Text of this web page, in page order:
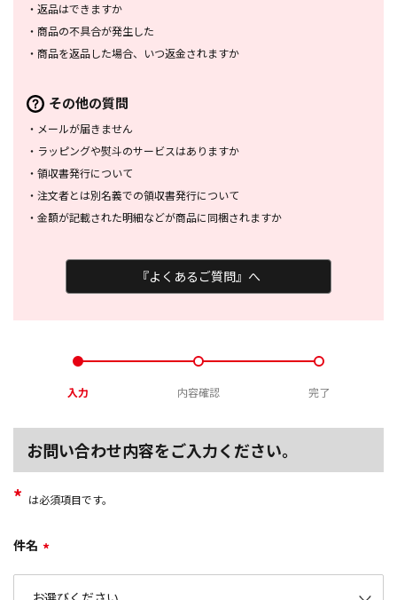
・ 返品はできますか
・ 商品の不具合が発生した
・ 商品を返品した場合、 いつ返金されますか
その他の質問
・ メールが届きません
・ ラッピングや熨斗のサービスはありますか
・ 領収書発行について
・ 注文者とは別名義での領収書発行について
・ 金額が記載された明細などが商品に同梱されますか
『よくあるご質問』へ
入力 内容確認 完了
お問い合わせ内容をご入力ください。
* は必須項目です。
件名 *